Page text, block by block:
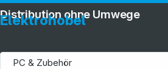
Elektrohobel
PC & Zubehör
Distribution ohne Umwege